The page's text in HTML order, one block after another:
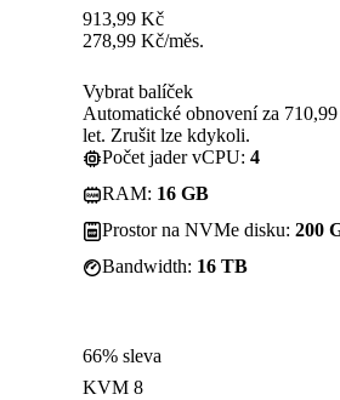
913,99 Kč
278,99 Kč/měs.
Vybrat balíček
Automatické obnovení za
let. Zrušit lze kdykoli.
Počet jader vCPU: 4
RAM: 16 GB
Prostor na NVMe disku: 200
Bandwidth: 16 TB
66% sleva
KVM 8